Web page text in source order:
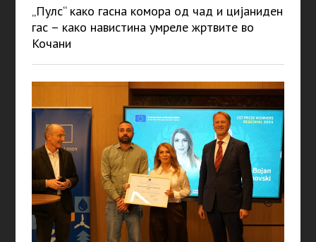
„Пулс“ како гасна комора од чад и цијаниден
гас – како навистина умреле жртвите во
Кочани